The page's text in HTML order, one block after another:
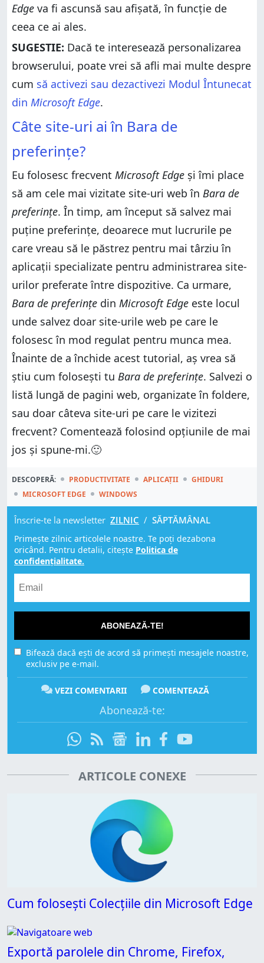
Edge va fi ascunsă sau afișată, în funcție de
ceea ce ai ales.
SUGESTIE: Dacă te interesează personalizarea
browserului, poate vrei să afli mai multe despre
cum să activezi sau dezactivezi Modul Întunecat
din Microsoft Edge.
Câte site-uri ai în Bara de
preferințe?
Eu folosesc frecvent Microsoft Edge și îmi place
să am cele mai vizitate site-uri web în Bara de
preferințe. În timp, am început să salvez mai
puține preferințe, deoarece mut lucrurile pe
care vreau să le păstrez pentru mai târziu în
aplicații specializate pentru administrarea site-
urilor preferate între dispozitive. Ca urmare,
Bara de preferințe din Microsoft Edge este locul
unde salvez doar site-urile web pe care le
folosesc în mod regulat pentru munca mea.
Înainte de a închide acest tutorial, aș vrea să
știu cum folosești tu Bara de preferințe. Salvezi o
listă lungă de pagini web, organizate în foldere,
sau doar câteva site-uri pe care le vizitezi
frecvent? Comentează folosind opțiunile de mai
jos și spune-mi.🙂
DESCOPERĂ: PRODUCTIVITATE APLICAȚII
GHIDURI
MICROSOFT EDGE
WINDOWS
Înscrie-te la newsletter ZILNIC / SĂPTĂMÂNAL
Primește zilnic articolele noastre. Te poți dezabona
oricând. Pentru detalii, citește Politica de
confidențialitate.
ABONEAZĂ-TE!
Bifează dacă ești de acord să primești mesajele noastre,
exclusiv pe e-mail.
VEZI COMENTARII COMENTEAZĂ
Abonează-te:
ARTICOLE CONEXE
Cum folosești Colecțiile din Microsoft Edge
Exportă parolele din Chrome, Firefox,